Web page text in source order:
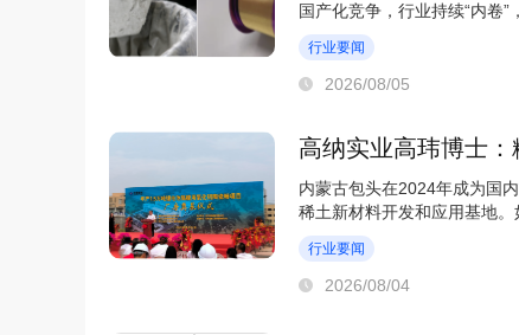
国产化竞争，行业持续“内卷
费已从2018年的...
行业要闻
2026/08/05
高纳实业高玮博士：
内蒙古包头在2024年成为国
稀土新材料开发和应用基地
更多建立在从原矿...
行业要闻
2026/08/04